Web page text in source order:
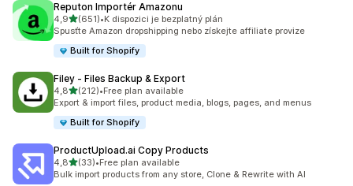
Reputon Importér Amazonu
4,9z 5 hvězd
(651)
Celkový počet recenzí: 651
•K dispozici je bezplatný plán
Spusťte Amazon dropshipping nebo získejte affiliate provize
Built for Shopify
Filey ‑ Files Backup & Export
4,8z 5 hvězd
(212)
Celkový počet recenzí: 212
•Free plan available
Export & import files, product media, blogs, pages, and menus
Built for Shopify
ProductUpload.ai Copy Products
4,8z 5 hvězd
(33)
Celkový počet recenzí: 33
•Free plan available
Bulk import products from any store, Clone & Rewrite with AI